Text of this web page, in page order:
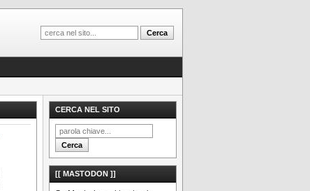
CERCA NEL SITO
[[ MASTODON ]]